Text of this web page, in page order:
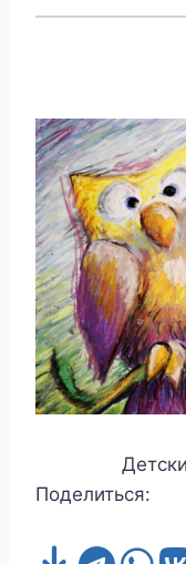
Поделиться: